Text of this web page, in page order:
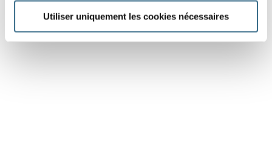
Utiliser uniquement les cookies nécessaires